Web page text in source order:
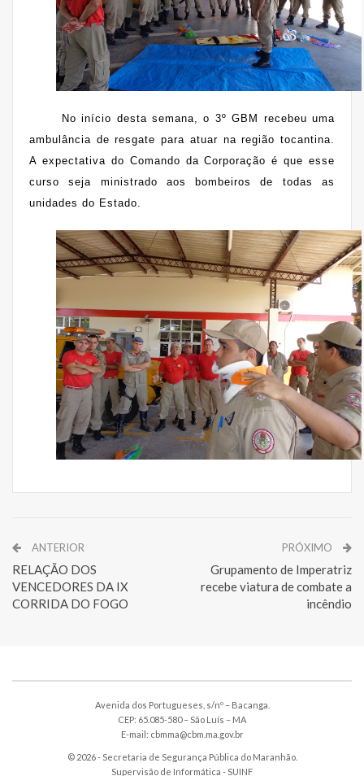
No início desta semana, o 3º GBM recebeu uma
ambulância de resgate para atuar na região tocantina.
A expectativa do Comando da Corporação é que esse
curso seja ministrado aos bombeiros de todas as
unidades do Estado.
ANTERIOR
RELAÇÃO DOS
VENCEDORES DA IX
CORRIDA DO FOGO
PRÓXIMO
Grupamento de Imperatriz
recebe viatura de combate a
incêndio
Avenida dos Portugueses, s/nº – Bacanga.
CEP: 65.085-580 – São Luís – MA
E-mail: cbmma@cbm.ma.gov.br
© 2026 - Secretaria de Segurança Pública do Maranhão.
Supervisão de Informática - SUINF